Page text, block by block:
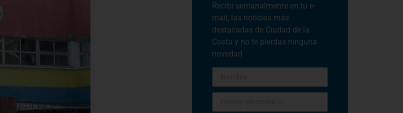
Recibí semanalmente en tu e-
mail, las noticias más
destacadas de Ciudad de la
Costa y no te pierdas ninguna
novedad